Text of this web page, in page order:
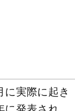
に実際に起き